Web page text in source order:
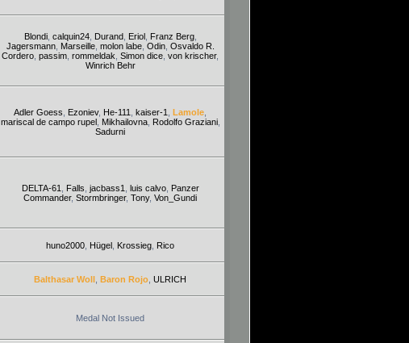
Blondi, calquin24, Durand, Eriol, Franz Berg,
Jagersmann, Marseille, molon labe, Odin, Osvaldo R.
Cordero passim rommeldak Simon dice von krischer,
Winrich Behr
Adler Goess Ezoniev, He-111 kaiser-1 Lamole
mariscal de campo rupel, Mikhailovna, Rodolfo Graziani,
Sadurni
DELTA-61 Falls jacbass1 luis calvo, Panzer
Commander, Stormbringer, Tony, Von_Gundi
huno2000 Hügel Krossieg Rico
Balthasar Woll Baron Rojo ULRICH
Medal Not Issued